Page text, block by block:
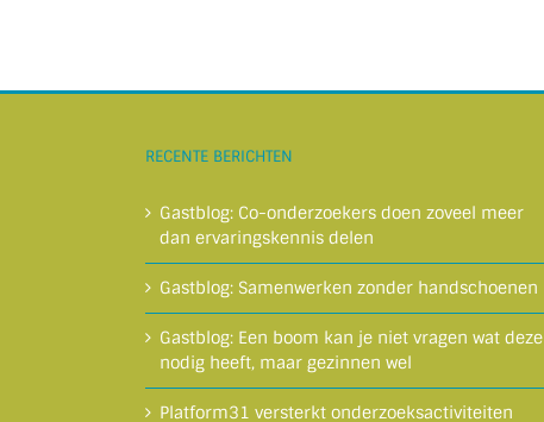
RECENTE BERICHTEN
Gastblog: Co-onderzoekers doen zoveel meer
dan ervaringskennis delen
Gastblog: Samenwerken zonder handschoenen
Gastblog: Een boom kan je niet vragen wat deze
nodig heeft, maar gezinnen wel
Platform31 versterkt onderzoeksactiviteiten